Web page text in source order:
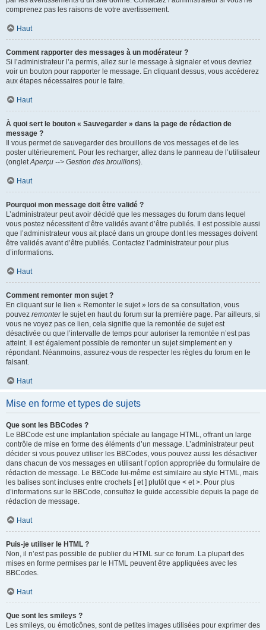
comprenez pas les raisons de votre avertissement.
Haut
Comment rapporter des messages à un modérateur ?
Si l’administrateur l’a permis, allez sur le message à signaler et vous devriez
voir un bouton pour rapporter le message. En cliquant dessus, vous accéderez
aux étapes nécessaires pour le faire.
Haut
À quoi sert le bouton « Sauvegarder » dans la page de rédaction de
message ?
Il vous permet de sauvegarder des brouillons de vos messages et de les
poster ultérieurement. Pour les recharger, allez dans le panneau de l’utilisateur
(ongletAperçu --> Gestion des brouillons).
Haut
Pourquoi mon message doit être validé ?
L’administrateur peut avoir décidé que les messages du forum dans lequel
vous postez nécessitent d’être validés avant d’être publiés. Il est possible aussi
que l’administrateur vous ait placé dans un groupe dont les messages doivent
être validés avant d’être publiés. Contactez l’administrateur pour plus
d’informations.
Haut
Comment remonter mon sujet ?
En cliquant sur le lien « Remonter le sujet » lors de sa consultation, vous
pouvez remonterle sujet en haut du forum sur la première page. Par ailleurs, si
vous ne voyez pas ce lien, cela signifie que la remontée de sujet est
désactivée ou que l’intervalle de temps pour autoriser la remontée n’est pas
atteint. Il est également possible de remonter un sujet simplement en y
répondant. Néanmoins, assurez-vous de respecter les règles du forum en le
faisant.
Haut
Mise en forme et types de sujets
Que sont les BBCodes ?
Le BBCode est une implantation spéciale au langage HTML, offrant un large
contrôle de mise en forme des éléments d’un message. L’administrateur peut
décider si vous pouvez utiliser les BBCodes, vous pouvez aussi les désactiver
dans chacun de vos messages en utilisant l’option appropriée du formulaire de
rédaction de message. Le BBCode lui-même est similaire au style HTML, mais
les balises sont incluses entre crochets [ et ] plutôt que < et >. Pour plus
d’informations sur le BBCode, consultez le guide accessible depuis la page de
rédaction de message.
Haut
Puis-je utiliser le HTML ?
Non, il n’est pas possible de publier du HTML sur ce forum. La plupart des
mises en forme permises par le HTML peuvent être appliquées avec les
BBCodes.
Haut
Que sont les smileys ?
Les smileys, ou émoticônes, sont de petites images utilisées pour exprimer des